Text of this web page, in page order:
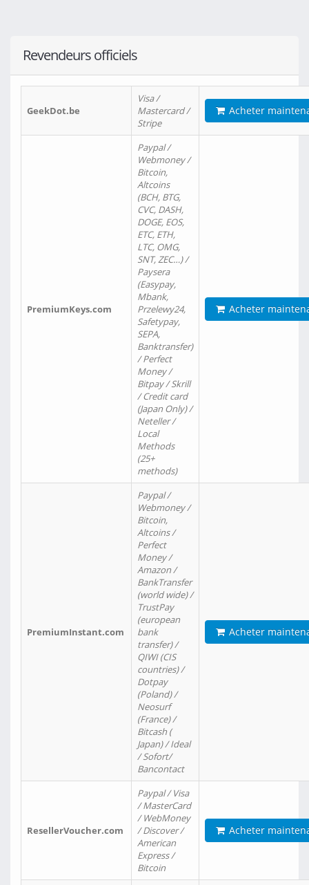
Revendeurs officiels
GeekDot.be
Visa /
Mastercard /
Stripe
Acheter
PremiumKeys.com
Paypal /
Webmoney /
Bitcoin,
Altcoins
(BCH, BTG,
CVC, DASH,
DOGE, EOS,
ETC, ETH,
LTC, OMG,
SNT, ZEC…) /
Paysera
(Easypay,
Mbank,
Przelewy24,
Safetypay,
SEPA,
Banktransfer)
/ Perfect
Money /
Bitpay / Skrill
/ Credit card
(Japan Only) /
Neteller /
Local
Methods
(25+
methods)
Acheter
PremiumInstant.com
Paypal /
Webmoney /
Bitcoin,
Altcoins /
Perfect
Money /
Amazon /
BankTransfer
(world wide) /
TrustPay
(european
bank
transfer) /
QIWI (CIS
countries) /
Dotpay
(Poland) /
Neosurf
(France) /
Bitcash (
Japan) / Ideal
/ Sofort/
Bancontact
Acheter
ResellerVoucher.com
Paypal / Visa
/ MasterCard
/ WebMoney
/ Discover /
American
Express /
Bitcoin
Acheter